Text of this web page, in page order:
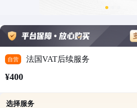
自营 法国VAT后续服务
¥400
选择服务